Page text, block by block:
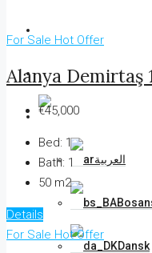
Contact
العربية
Dansk
For Sale Hot Offer
Alanya Demirtaş
€45,000
Bed: 1
Bath: 1
50 m2
Details
For Sale Hot Offer